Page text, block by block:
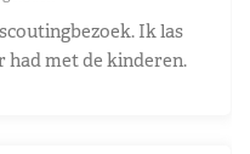
Ik las
had met de kinderen.